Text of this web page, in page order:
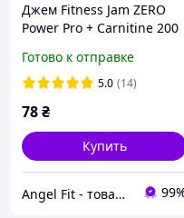
Джем Fitness Jam ZERO
Power Pro + Carnitine 200
Готово к отправке
5.0 (14)
78₴
Купить
Angel Fit - товари для здоров'я, спорту та активного життя